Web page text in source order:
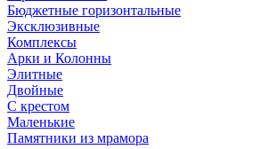
Бюджетные горизонтальные
Эксклюзивные
Комплексы
Арки и Колонны
Элитные
Двойные
С крестом
Маленькие
Памятники из мрамора